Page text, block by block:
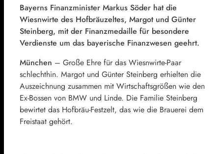
Bayerns Finanzminister Markus Söder hat die
Wiesnwirte des Hofbräuzeltes, Margot und Günter
Steinberg, mit der Finanzmedaille für besondere
Verdienste um das bayerische Finanzwesen geehrt.
München – Große Ehre für das Wiesnwirte-Paar
schlechthin. Margot und Günter Steinberg erhielten die
Auszeichnung zusammen mit Wirtschaftsgrößen wie den
Ex-Bossen von BMW und Linde. Die Familie Steinberg
bewirtet das Hofbräu-Festzelt, das wie die Brauerei dem
Freistaat gehört.